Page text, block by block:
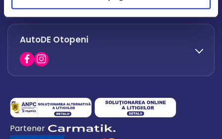
office.afumati@autode.ro
0730 063 852
0730 063 851
AutoDE Otopeni
0754 649 360
office.premium@autode.ro
Partener